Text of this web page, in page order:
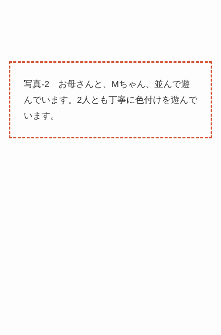
写真-2 お母さんと、Mちゃん、並んで遊
んでいます。2人とも丁寧に色付けを遊んで
います。